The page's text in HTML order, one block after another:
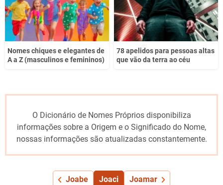
Nomes chiques e elegantes de
A a Z (masculinos e femininos)
78 apelidos para pessoas altas
que vão da terra ao céu
O Dicionário de Nomes Próprios disponibiliza
informações sobre a Origem e o Significado do Nome,
nossas informações são atualizadas constantemente.
Joabe Joaci Joamar